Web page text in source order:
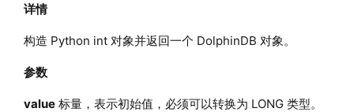
详情
构造 Python int 对象并返回一个 DolphinDB 对象。
参数
value标量，表示初始值，必须可以转换为 LONG 类型。